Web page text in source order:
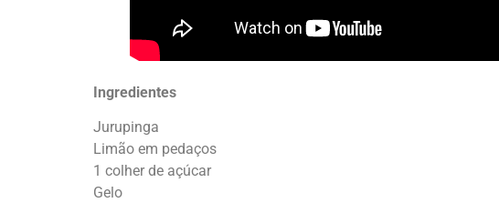
Ingredientes
Jurupinga
Limão em pedaços
1 colher de açúcar
Gelo